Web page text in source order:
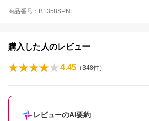
商品番号：B1358SPNF
購入した人のレビュー
4.45 （348件）
レビューのAI要約